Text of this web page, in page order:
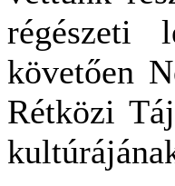
régészeti
követően
Rétközi